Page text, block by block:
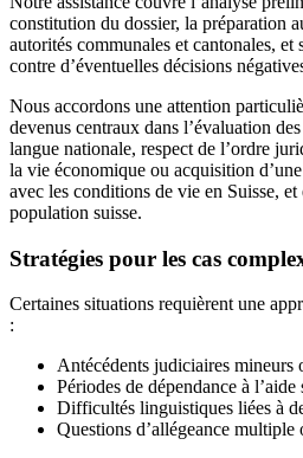
constitution du dossier, la préparation
autorités communales et cantonales, et
contre d’éventuelles décisions
Nous accordons une attention
devenus centraux dans l’évaluation
langue nationale, respect de l’ordre
la vie économique ou acquisition
avec les conditions de vie en Suisse,
population suisse.
Stratégies pour les cas
Certaines situations requièrent une
:
Antécédents judiciaires mineurs
Périodes de dépendance à l’aide
Difficultés linguistiques liées à
Questions d’allégeance